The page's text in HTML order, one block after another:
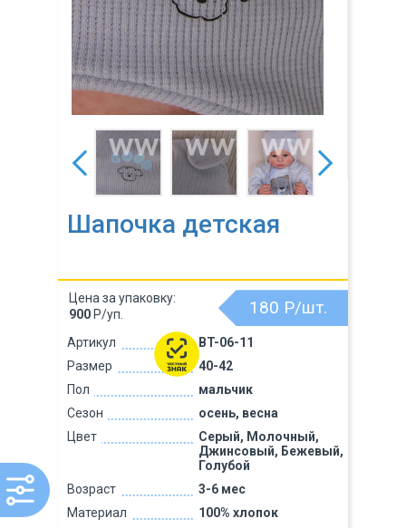
Шапочка детская
Артикул
BT-06-11
Размер
40-42
Пол
мальчик
Сезон
осень, весна
Цвет
Серый, Молочный,
Джинсовый, Бежевый,
Голубой
Возраст
3-6 мес
Материал
100% хлопок
180 Р/шт.
Цена за упаковку:
900 Р/уп.